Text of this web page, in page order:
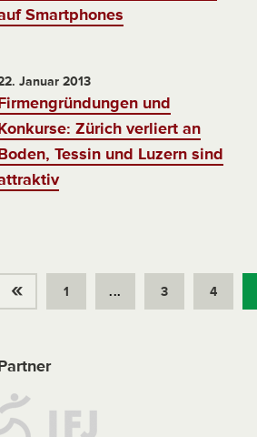
Smartphones
Januar 2013
und
Zürich verliert an
Tessin und Luzern sind
« 1 ... 3 4